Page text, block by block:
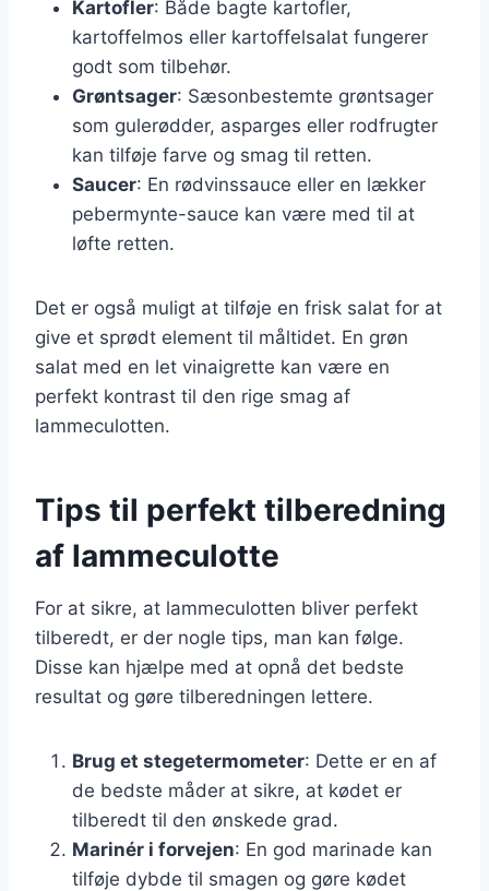
Kartofler: Både bagte kartofler,
kartoffelmos eller kartoffelsalat fungerer
godt som tilbehør.
Grøntsager: Sæsonbestemte grøntsager
som gulerødder, asparges eller rodfrugter
kan tilføje farve og smag til retten.
Saucer: En rødvinssauce eller en lækker
pebermynte-sauce kan være med til at
løfte retten.
Det er også muligt at tilføje en frisk salat for at
give et sprødt element til måltidet. En grøn
salat med en let vinaigrette kan være en
perfekt kontrast til den rige smag af
lammeculotten.
Tips til perfekt tilberedning
af lammeculotte
For at sikre, at lammeculotten bliver perfekt
tilberedt, er der nogle tips, man kan følge.
Disse kan hjælpe med at opnå det bedste
resultat og gøre tilberedningen lettere.
Brug et stegetermometer: Dette er en af
de bedste måder at sikre, at kødet er
tilberedt til den ønskede grad.
Marinér i forvejen: En god marinade kan
tilføje dybde til smagen og gøre kødet